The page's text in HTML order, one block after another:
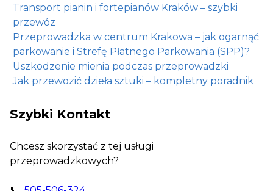
Transport pianin i fortepianów Kraków – szybki
przewóz
Przeprowadzka w centrum Krakowa – jak ogarnąć
parkowanie i Strefę Płatnego Parkowania (SPP)?
Uszkodzenie mienia podczas przeprowadzki
Jak przewozić dzieła sztuki – kompletny poradnik
Szybki Kontakt
Chcesz skorzystać z tej usługi
przeprowadzkowych?